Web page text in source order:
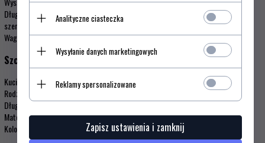
Długość: 315 mm
szerokość: 48 mm
Waga: 92 g
Szczegóły:
Kucie: Nie
Rodzaj ostrza: Standardowe proste ostrze
Długość ostrza: 19 cm
Materiał: Elastomery termoplastyczne (TPE)
Kolor: Żółty
Analityczne ciasteczka
Wysyłanie danych marketingowych
Reklamy spersonalizowane
Zapisz ustawienia i zamknij